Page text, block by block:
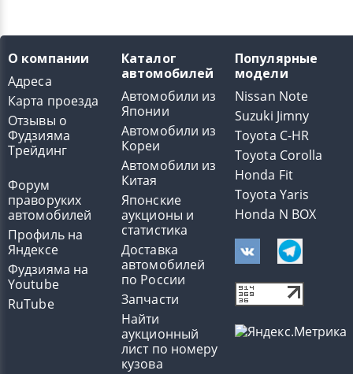
О компании
Адреса
Карта проезда
Отзывы о
Фудзияма
Трейдинг
Форум
праворуких
автомобилей
Профиль на
Яндексе
Фудзияма на
Youtube
RuTube
Каталог
автомобилей
Автомобили из
Японии
Автомобили из
Кореи
Автомобили из
Китая
Японские
аукционы и
статистика
Доставка
автомобилей
по России
Запчасти
Найти
аукционный
лист по номеру
кузова
Популярные
модели
Nissan Note
Suzuki Jimny
Toyota C-HR
Toyota Corolla
Honda Fit
Toyota Yaris
Honda N BOX